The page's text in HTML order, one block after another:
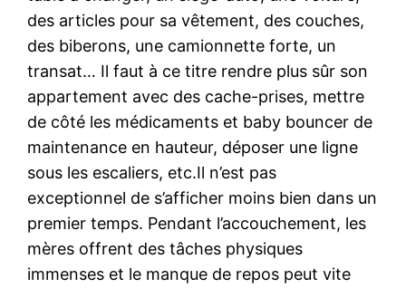
des articles pour sa vêtement, des couches,
des biberons, une camionnette forte, un
transat… Il faut à ce titre rendre plus sûr son
appartement avec des cache-prises, mettre
de côté les médicaments et baby bouncer de
maintenance en hauteur, déposer une ligne
sous les escaliers, etc.Il n’est pas
exceptionnel de s’afficher moins bien dans un
premier temps. Pendant l’accouchement, les
mères offrent des tâches physiques
immenses et le manque de repos peut vite